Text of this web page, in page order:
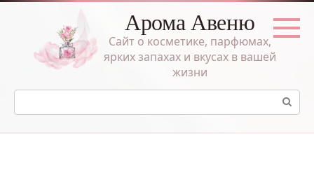
Перейти
Арома Авеню
Сайт о косметике, парфюмах,
ярких запахах и вкусах в вашей
жизни
Поиск: